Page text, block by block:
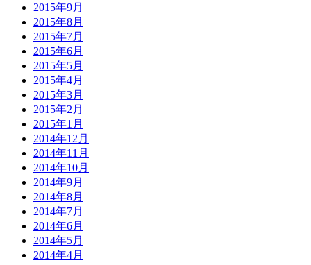
2015年9月
2015年8月
2015年7月
2015年6月
2015年5月
2015年4月
2015年3月
2015年2月
2015年1月
2014年12月
2014年11月
2014年10月
2014年9月
2014年8月
2014年7月
2014年6月
2014年5月
2014年4月